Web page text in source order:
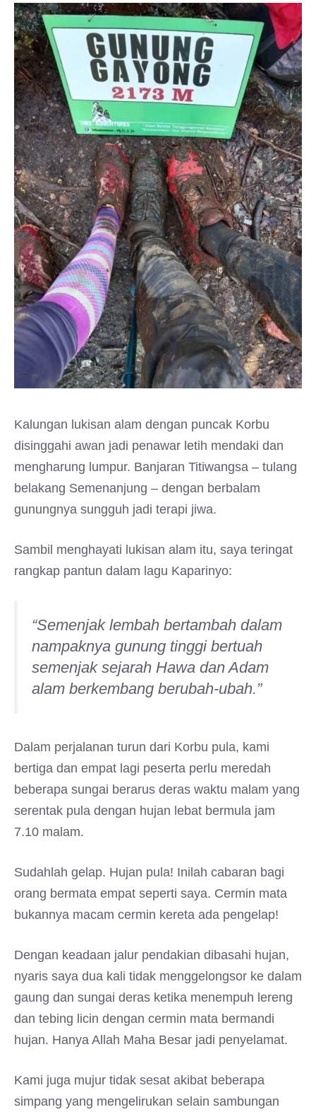
Kalungan lukisan alam dengan puncak Korbu
disinggahi awan jadi penawar letih mendaki dan
mengharung lumpur. Banjaran Titiwangsa – tulang
belakang Semenanjung – dengan berbalam
gunungnya sungguh jadi terapi jiwa.
Sambil menghayati lukisan alam itu, saya teringat
rangkap pantun dalam lagu Kaparinyo:
“Semenjak lembah bertambah dalam
nampaknya gunung tinggi bertuah
semenjak sejarah Hawa dan Adam
alam berkembang berubah-ubah.”
Dalam perjalanan turun dari Korbu pula, kami
bertiga dan empat lagi peserta perlu meredah
beberapa sungai berarus deras waktu malam yang
serentak pula dengan hujan lebat bermula jam
7.10 malam.
Sudahlah gelap. Hujan pula! Inilah cabaran bagi
orang bermata empat seperti saya. Cermin mata
bukannya macam cermin kereta ada pengelap!
Dengan keadaan jalur pendakian dibasahi hujan,
nyaris saya dua kali tidak menggelongsor ke dalam
gaung dan sungai deras ketika menempuh lereng
dan tebing licin dengan cermin mata bermandi
hujan. Hanya Allah Maha Besar jadi penyelamat.
Kami juga mujur tidak sesat akibat beberapa
simpang yang mengelirukan selain sambungan